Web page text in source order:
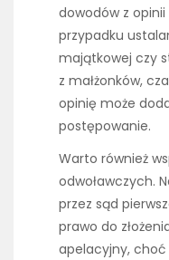
dowodów z opinii
przypadku
majątkowej czy
z małżonków,
opinię może
postępowanie.
Warto również
odwoławczych.
przez sąd
prawo do
apelacyjny, choć